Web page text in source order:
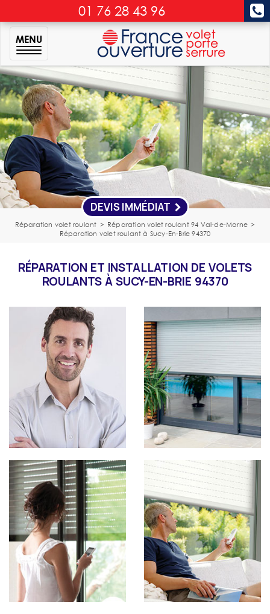
01 76 28 43 96
MENU
DEVIS IMMÉDIAT
Réparation volet roulant > Réparation volet roulant 94 Val-de-Marne >
Réparation volet roulant à Sucy-En-Brie 94370
RÉPARATION ET INSTALLATION DE VOLETS
ROULANTS À SUCY-EN-BRIE 94370